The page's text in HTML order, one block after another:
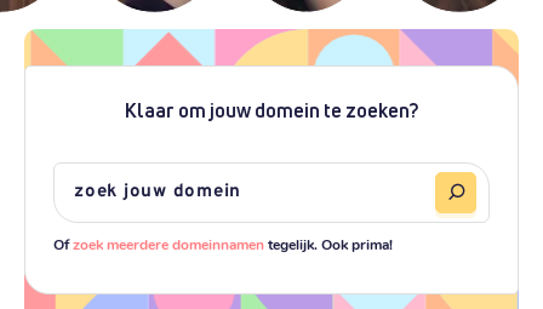
Klaar om jouw domein te zoeken?
Ofzoek meerdere domeinnamentegelijk. Ook prima!